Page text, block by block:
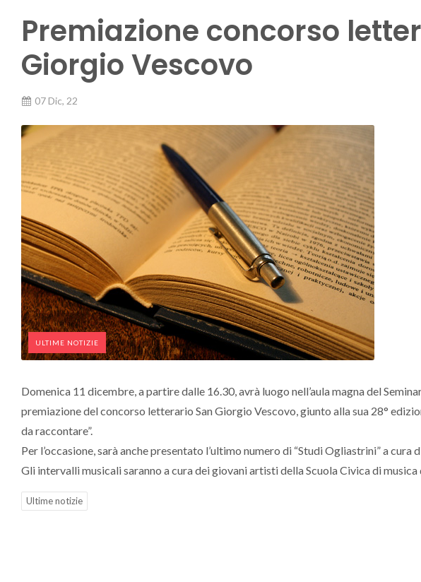
Premiazione concorso
Giorgio Vescovo
07 Dic, 22
ULTIME NOTIZIE
Domenica 11 dicembre, a partire dalle 16.30, avrà luogo nell’aula magna del
premiazione del concorso letterario San Giorgio Vescovo, giunto alla sua 28°
da raccontare”.
Per l’occasione, sarà anche presentato l’ultimo numero di “Studi Ogliastrini” a cura
Gli intervalli musicali saranno a cura dei giovani artisti della Scuola Civica di musica
Ultime notizie